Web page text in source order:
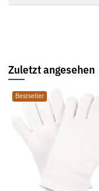
Zuletzt angesehen
Bestseller